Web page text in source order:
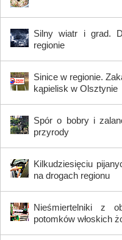
Silny wiatr i grad.
regionie
Sinice w regionie.
kąpielisk w Olsztynie
Spór o bobry i
przyrody
Kilkudziesięciu
na drogach regionu
Nieśmiertelniki z
potomków włoskich